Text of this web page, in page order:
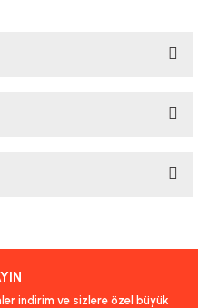
kullanarak tarafımıza
indirim ve sizlere özel büyük